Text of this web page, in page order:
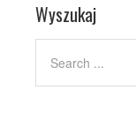
Wyszukaj